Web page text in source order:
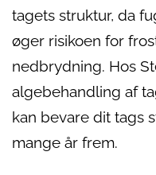
tagets struktur, da
øger risikoen for
nedbrydning. Hos
algebehandling af
kan bevare dit tags
mange år frem.